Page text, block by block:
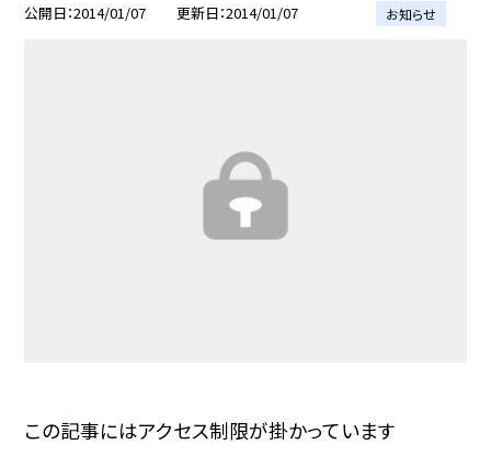
公開日 2014/01/07 更新日 2014/01/07 お知らせ
この記事にはアクセス制限が掛かっています